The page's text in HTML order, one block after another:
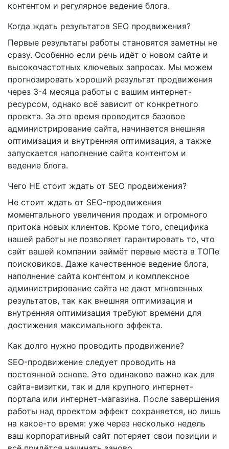
контентом и регулярное ведение блога.
Когда ждать результатов SEO продвижения?
Первые результаты работы становятся заметны не
сразу. Особенно если речь идёт о новом сайте и
высокочастотных ключевых запросах. Мы можем
прогнозировать хороший результат продвижения
через 3-4 месяца работы с вашим интернет-
ресурсом, однако всё зависит от конкретного
проекта. За это время проводится базовое
администрирование сайта, начинается внешняя
оптимизация и внутренняя оптимизация, а также
запускается наполнение сайта контентом и
ведение блога.
Чего НЕ стоит ждать от SEO продвижения?
Не стоит ждать от SEO-продвижения
моментального увеличения продаж и огромного
притока новых клиентов. Кроме того, специфика
нашей работы не позволяет гарантировать то, что
сайт вашей компании займёт первые места в ТОПе
поисковиков. Даже качественное ведение блога,
наполнение сайта контентом и комплексное
администрирование сайта не дают мгновенных
результатов, так как внешняя оптимизация и
внутренняя оптимизация требуют времени для
достижения максимального эффекта.
Как долго нужно проводить продвижение?
SEO-продвижение следует проводить на
постоянной основе. Это одинаково важно как для
сайта-визитки, так и для крупного интернет-
портала или интернет-магазина. После завершения
работы над проектом эффект сохраняется, но лишь
на какое-то время: уже через несколько недель
ваш корпоративный сайт потеряет свои позиции и